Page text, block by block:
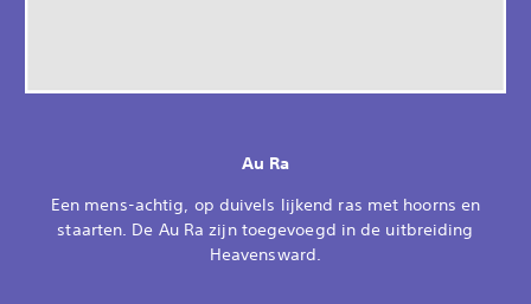
Au Ra
Een mens-achtig, op duivels lijkend ras met hoorns en
staarten. De Au Ra zijn toegevoegd in de uitbreiding
Heavensward.